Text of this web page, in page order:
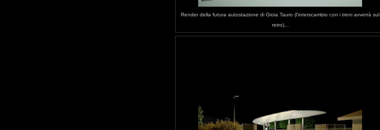
Render della futura autostazione di Gioia Tauro (l'interscambio con i treni avverrà sul
retro)...